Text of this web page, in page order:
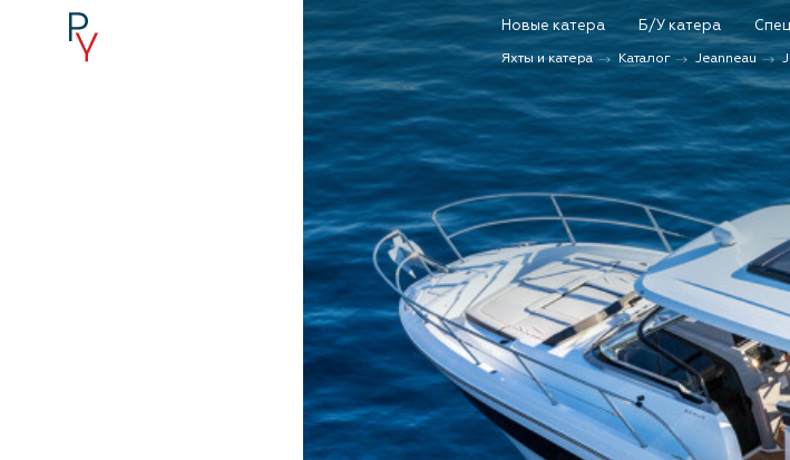
Новые катера Б/У катера
Яхты и катера Каталог Jeanneau
Каталог
Поиск
Новые катера
Б/у катера и
Сервис и
Новости и
О